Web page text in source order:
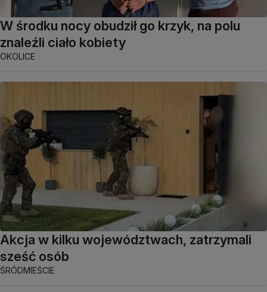
W środku nocy obudził go krzyk, na polu
znaleźli ciało kobiety
OKOLICE
Akcja w kilku województwach, zatrzymali
sześć osób
ŚRÓDMIEŚCIE